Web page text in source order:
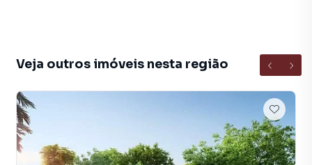
infra estruturado de qualidade, planejamento urbanístico,
rede de água e rede elétrica, ruas largas e tranquilas. Nas
proximidades estão instaladas várias empresas de grande
porte, geradoras de emprego. O Bairro Medianeira
localizado aproximadamente à 3 Km do trevo de acesso a
cidade de Arroio do Meio.
Veja outros imóveis nesta região